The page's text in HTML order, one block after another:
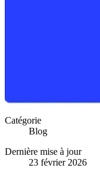
Catégorie
Blog
Dernière mise à jour
23 février 2026